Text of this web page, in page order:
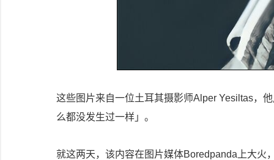
这些图片来自一位土耳其摄影师Alper Yesiltas，
么都没发生过一样」。
就这两天，该内容在图片媒体Boredpanda上大火